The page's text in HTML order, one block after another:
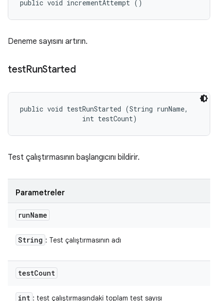
public void incrementAttempt ()
Deneme sayısını artırın.
testRunStarted
public void testRunStarted (String runName,
                int testCount)
Test çalıştırmasının başlangıcını bildirir.
Parametreler
runName
String : Test çalıştırmasının adı
testCount
int : test çalıştırmasındaki toplam test sayısı